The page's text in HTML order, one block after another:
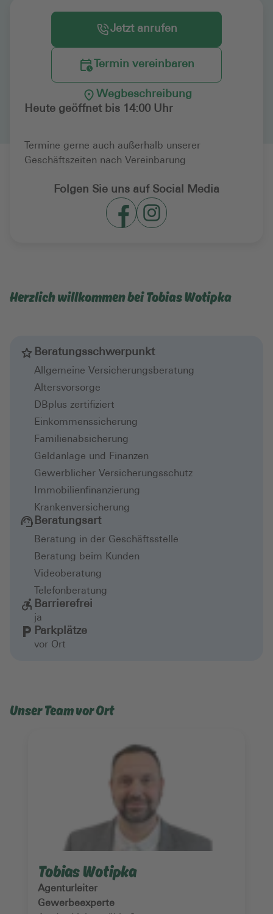
Jetzt anrufen
Termin vereinbaren
Wegbeschreibung
Heute geöffnet bis 14:00 Uhr
Termine gerne auch außerhalb unserer
Geschäftszeiten nach Vereinbarung
Folgen Sie uns auf Social Media
Herzlich willkommen bei Tobias Wotipka
Beratungsschwerpunkt
Allgemeine Versicherungsberatung
Altersvorsorge
DBplus zertifiziert
Einkommenssicherung
Familienabsicherung
Geldanlage und Finanzen
Gewerblicher Versicherungsschutz
Immobilienfinanzierung
Krankenversicherung
Beratungsart
Beratung in der Geschäftsstelle
Beratung beim Kunden
Videoberatung
Telefonberatung
Barrierefrei
ja
Parkplätze
vor Ort
Unser Team vor Ort
Tobias Wotipka
Agenturleiter
Gewerbeexperte